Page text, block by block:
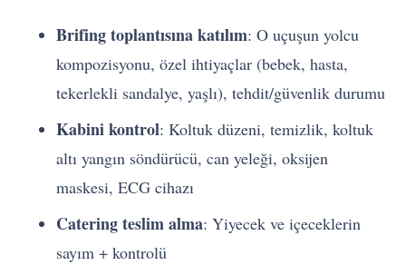
Brifing toplantısına katılım: O uçuşun yolcu
kompozisyonu, özel ihtiyaçlar (bebek, hasta,
tekerlekli sandalye, yaşlı), tehdit/güvenlik durumu
Kabini kontrol: Koltuk düzeni, temizlik, koltuk
altı yangın söndürücü, can yeleği, oksijen
maskesi, ECG cihazı
Catering teslim alma: Yiyecek ve içeceklerin
sayım + kontrolü